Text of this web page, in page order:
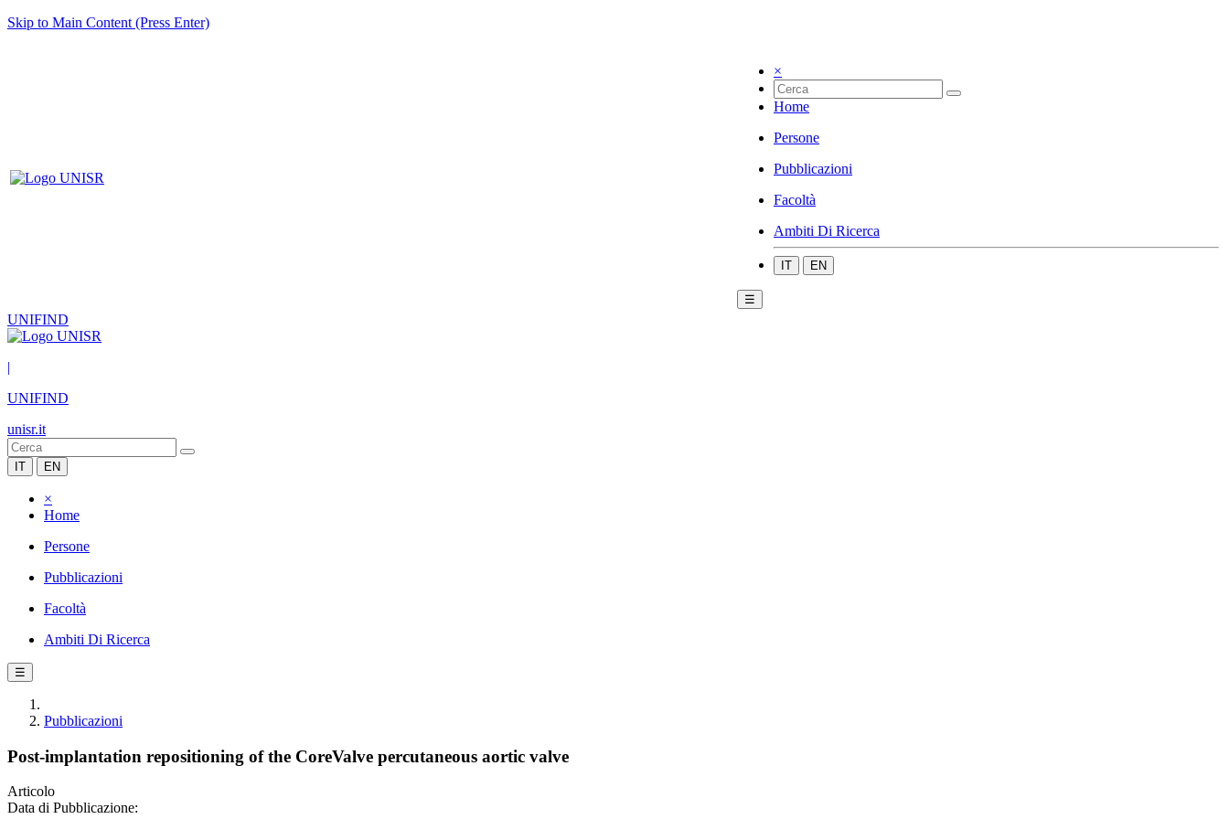
Skip to Main Content (Press Enter)
×
Home
Persone
Pubblicazioni
Facoltà
Ambiti Di Ricerca
IT EN
☰
UNIFIND
|
UNIFIND
unisr.it
IT EN
×
Home
Persone
Pubblicazioni
Facoltà
Ambiti Di Ricerca
☰
Pubblicazioni
Post-implantation repositioning of the CoreValve percutaneous aortic valve
Articolo
Data di Pubblicazione: